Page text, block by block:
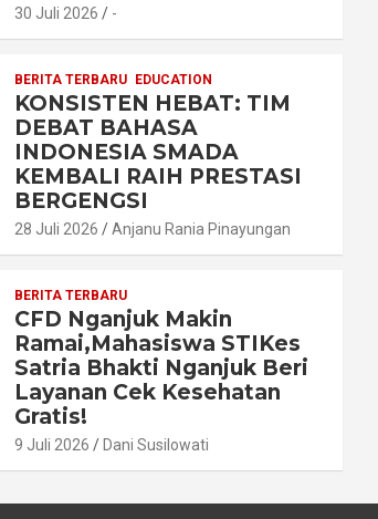
30 Juli 2026 -
BERITA TERBARU EDUCATION
KONSISTEN HEBAT: TIM
DEBAT BAHASA
INDONESIA SMADA
KEMBALI RAIH PRESTASI
BERGENGSI
28 Juli 2026 Anjanu Rania Pinayungan
BERITA TERBARU
CFD Nganjuk Makin
Ramai,Mahasiswa STIKes
Satria Bhakti Nganjuk Beri
Layanan Cek Kesehatan
Gratis!
9 Juli 2026 Dani Susilowati